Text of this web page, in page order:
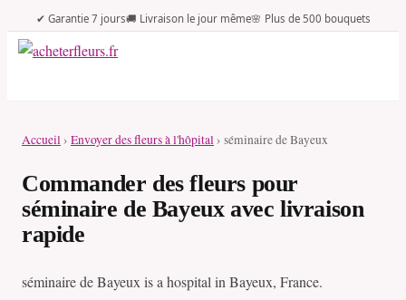
✔ Garantie 7 jours🚚 Livraison le jour même🌸 Plus de 500 bouquets
Accueil› Envoyer des fleurs à l'hôpital› séminaire de Bayeux
Commander des fleurs pour
séminaire de Bayeux avec livraison
rapide
séminaire de Bayeux is a hospital in Bayeux, France.